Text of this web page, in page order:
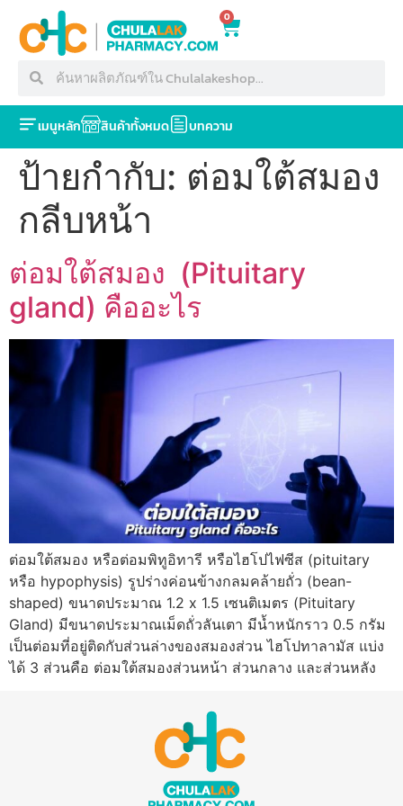
0
เมนูหลัก สินค้าทั้งหมด บทความ
ป้ายกำกับ: ต่อมใต้สมอง
กลีบหน้า
ต่อมใต้สมอง (Pituitary
gland) คืออะไร
ต่อมใต้สมอง หรือต่อมพิทูอิทารี หรือไฮโปไฟซีส (pituitary
หรือ hypophysis) รูปร่างค่อนข้างกลมคล้ายถั่ว (bean-
shaped) ขนาดประมาณ 1.2 x 1.5 เซนติเมตร (Pituitary
Gland) มีขนาดประมาณเม็ดถั่วลันเตา มีน้ำหนักราว 0.5 กรัม
เป็นต่อมที่อยู่ติดกับส่วนล่างของสมองส่วน ไฮโปทาลามัส แบ่ง
ได้ 3 ส่วนคือ ต่อมใต้สมองส่วนหน้า ส่วนกลาง และส่วนหลัง